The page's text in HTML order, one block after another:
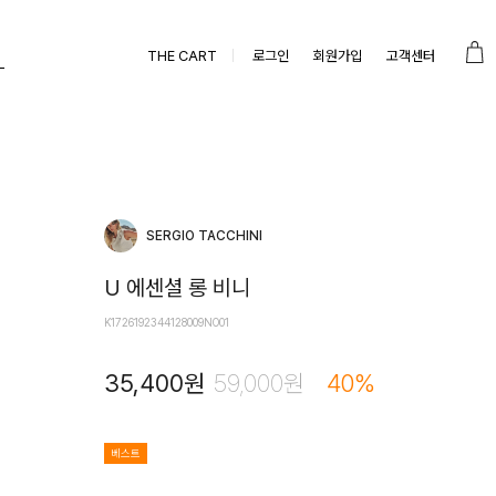
THE CART 로그인 회원가입 고객센터
SERGIO TACCHINI
U 에센셜 롱 비니
K1726192344128009NO01
35,400원 59,000원 40%
베스트